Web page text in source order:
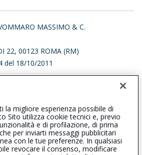
MASSIMO & C.
22, 00123 ROMA (RM)
del 18/10/2011
la migliore esperienza possibile di
Sito utilizza cookie tecnici e, previo
e di profilazione, di prima
per inviarti messaggi pubblicitari
con le tue preferenze. In qualsiasi
revocare il consenso, modificare